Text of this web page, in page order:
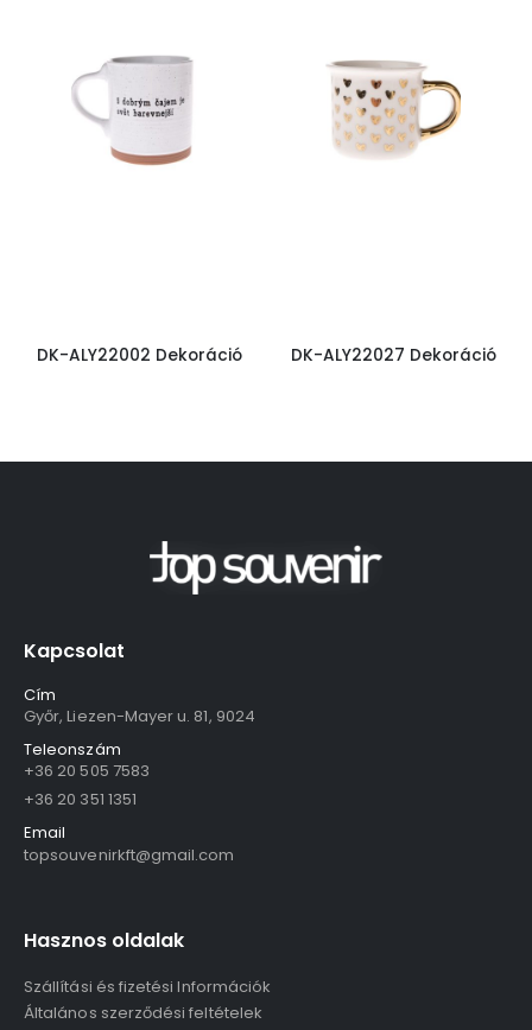
DK-ALY22002 Dekoráció DK-ALY22027 Dekoráció
Kapcsolat
Cím
Győr, Liezen-Mayer u. 81, 9024
Teleonszám
+36 20 505 7583
+36 20 351 1351
Email
topsouvenirkft@gmail.com
Hasznos oldalak
Szállítási és fizetési Információk
Általános szerződési feltételek